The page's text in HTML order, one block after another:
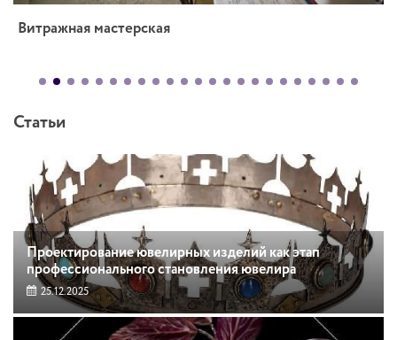
Витражная мастерская
Статьи
Проектирование ювелирных изделий как этап
профессионального становления ювелира
25.12.2025